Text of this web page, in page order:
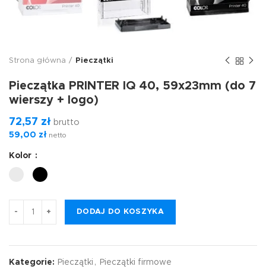
Strona główna Pieczątki
Pieczątka PRINTER IQ 40, 59x23mm (do 7
wierszy + logo)
72,57 zł brutto
59,00 zł netto
Kolor
DODAJ DO KOSZYKA
Kategorie: Pieczątki , Pieczątki firmowe